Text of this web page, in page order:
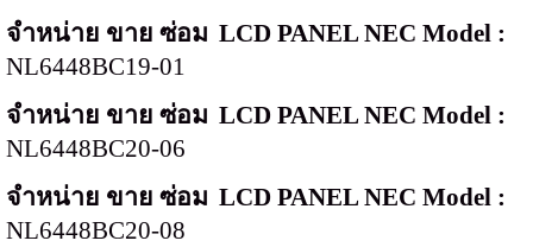
จำหน่าย ขาย ซ่อม LCD PANEL NEC Model :
NL6448BC19-01
จำหน่าย ขาย ซ่อม LCD PANEL NEC Model :
NL6448BC20-06
จำหน่าย ขาย ซ่อม LCD PANEL NEC Model :
NL6448BC20-08